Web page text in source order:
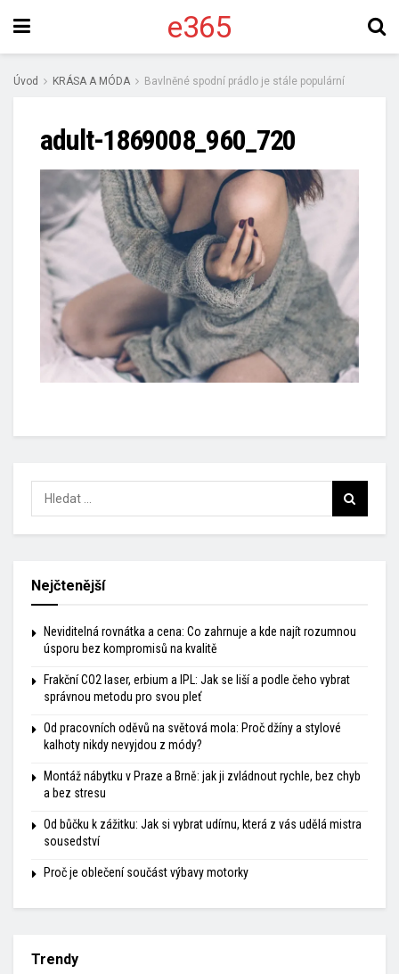
e365
Úvod KRÁSA A MÓDA Bavlněné spodní prádlo je stále populární
adult-1869008_960_720
Nejčtenější
Neviditelná rovnátka a cena: Co zahrnuje a kde najít rozumnou
úsporu bez kompromisů na kvalitě
Frakční CO2 laser, erbium a IPL: Jak se liší a podle čeho vybrat
správnou metodu pro svou pleť
Od pracovních oděvů na světová mola: Proč džíny a stylové
kalhoty nikdy nevyjdou z módy?
Montáž nábytku v Praze a Brně: jak ji zvládnout rychle, bez chyb
a bez stresu
Od bůčku k zážitku: Jak si vybrat udírnu, která z vás udělá mistra
sousedství
Proč je oblečení součást výbavy motorky
Trendy